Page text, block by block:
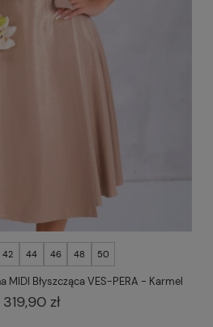
42 44 46 48 50
MIDI Błyszcząca VES-PERA - Karmel
319,90 zł